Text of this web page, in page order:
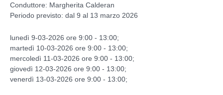
Conduttore: Margherita Calderan
Periodo previsto: dal 9 al 13 marzo 2026
lunedì 9-03-2026 ore 9:00 - 13:00;
martedì 10-03-2026 ore 9:00 - 13:00;
mercoledì 11-03-2026 ore 9:00 - 13:00;
giovedì 12-03-2026 ore 9:00 - 13:00;
venerdì 13-03-2026 ore 9:00 - 13:00;